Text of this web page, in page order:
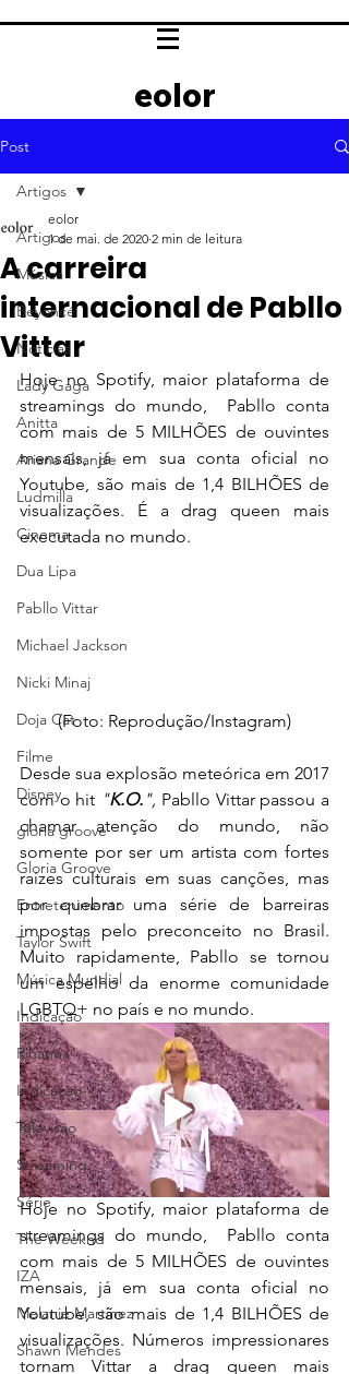
eolor
Post
Artigos
Música
Beyoncé
Notícias
Lady Gaga
Anitta
Ariana Grande
Ludmilla
Cinema
Dua Lipa
Pabllo Vittar
Michael Jackson
Nicki Minaj
Doja Cat
Filme
Disney
gloria groove
Gloria Groove
Entretenimento
Taylor Swift
Música Mundial
Indicação
Rihanna
Indicação
Televisão
Streaming
Série
The Weeknd
IZA
Melanie Martinez
Shawn Mendes
Artigos
A carreira
internacional de Pabllo
Vittar
eolor
1 de mai. de 2020 2 min de leitura
Hoje no Spotify, maior plataforma de
streamings do mundo,  Pabllo conta
com mais de 5 MILHÕES de ouvintes
mensais, já em sua conta oficial no
Youtube, são mais de 1,4 BILHÕES de
visualizações. É a drag queen mais
executada no mundo.
(Foto: Reprodução/Instagram)
Desde sua explosão meteórica em 2017
com o hit "K.O. ", Pabllo Vittar passou a
chamar atenção do mundo, não
somente por ser um artista com fortes
raízes culturais em suas canções, mas
por quebrar uma série de barreiras
impostas pelo preconceito no Brasil.
Muito rapidamente, Pabllo se tornou
um espelho da enorme comunidade
LGBTQ+ no país e no mundo.
Hoje no Spotify, maior plataforma de
streamings do mundo,  Pabllo conta
com mais de 5 MILHÕES de ouvintes
mensais, já em sua conta oficial no
Youtube, são mais de 1,4 BILHÕES de
visualizações. Números impressionares
tornam Vittar a drag queen mais